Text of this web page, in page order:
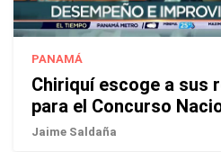
PANAMÁ
Chiriquí escoge a sus
para el Concurso
Jaime Saldaña